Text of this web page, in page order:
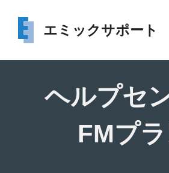
エミックサポート
ヘルプセ
FMプ